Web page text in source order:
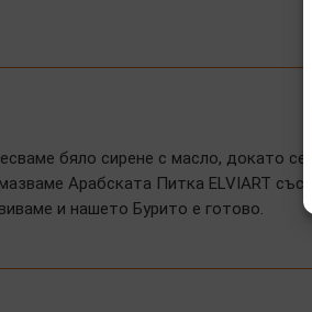
бяло сирене с масло, докато се
Арабската Питка ELVIART със
и нашето Бурито е готово.